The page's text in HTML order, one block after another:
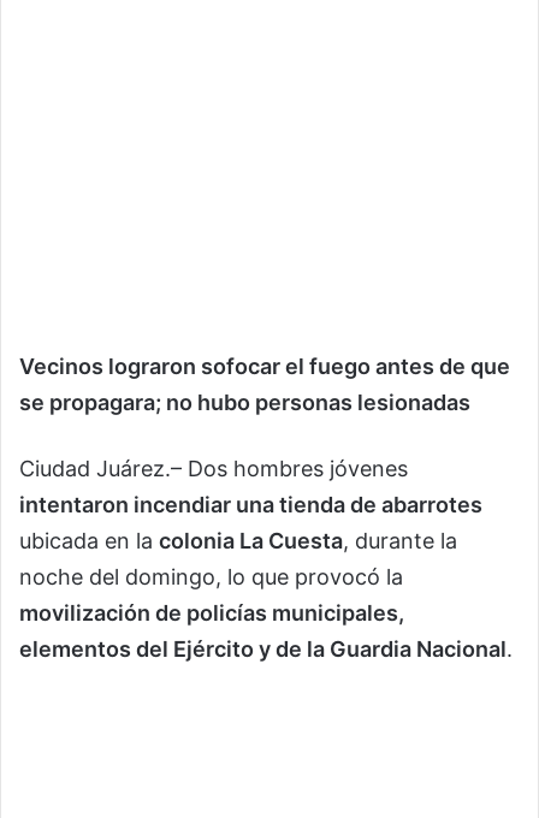
Vecinos lograron sofocar el fuego antes de que
se propagara; no hubo personas lesionadas
Ciudad Juárez.– Dos hombres jóvenes
intentaron incendiar una tienda de abarrotes
ubicada en la colonia La Cuesta, durante la
noche del domingo, lo que provocó la
movilización de policías municipales,
elementos del Ejército y de la Guardia Nacional.